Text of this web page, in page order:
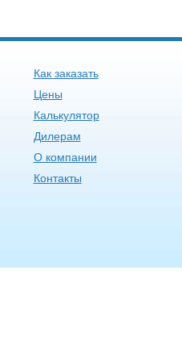
Как заказать
Цены
Калькулятор
Дилерам
О компании
Контакты